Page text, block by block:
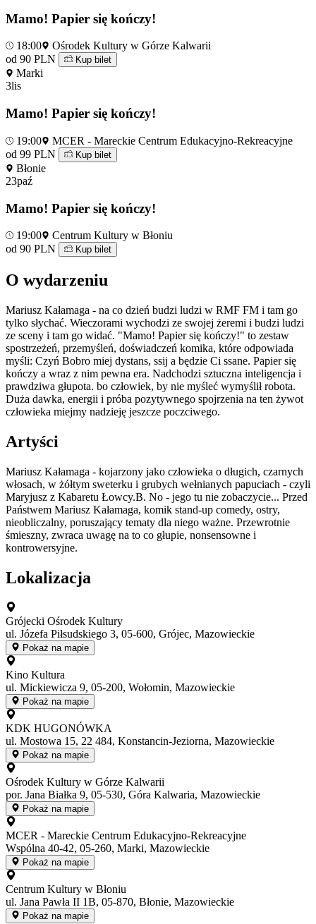
Mamo! Papier się kończy!
18:00
Ośrodek Kultury w Górze Kalwarii
od 90 PLN
Kup bilet
Marki
3lis
Mamo! Papier się kończy!
19:00
MCER - Mareckie Centrum Edukacyjno-Rekreacyjne
od 99 PLN
Kup bilet
Błonie
23paź
Mamo! Papier się kończy!
19:00
Centrum Kultury w Błoniu
od 90 PLN
Kup bilet
O wydarzeniu
Mariusz Kałamaga - na co dzień budzi ludzi w RMF FM i tam go
tylko słychać. Wieczorami wychodzi ze swojej żeremi i budzi ludzi
ze sceny i tam go widać. "Mamo! Papier się kończy!" to zestaw
spostrzeżeń, przemyśleń, doświadczeń komika, które odpowiada
myśli: Czyń Bobro miej dystans, ssij a będzie Ci ssane. Papier się
kończy a wraz z nim pewna era. Nadchodzi sztuczna inteligencja i
prawdziwa głupota. bo człowiek, by nie myśleć wymyślił robota.
Duża dawka, energii i próba pozytywnego spojrzenia na ten żywot
człowieka miejmy nadzieję jeszcze poczciwego.
Artyści
Mariusz Kałamaga - kojarzony jako człowieka o długich, czarnych
włosach, w żółtym sweterku i grubych wełnianych papuciach - czyli
Maryjusz z Kabaretu Łowcy.B. No - jego tu nie zobaczycie... Przed
Państwem Mariusz Kałamaga, komik stand-up comedy, ostry,
nieobliczalny, poruszający tematy dla niego ważne. Przewrotnie
śmieszny, zwraca uwagę na to co głupie, nonsensowne i
kontrowersyjne.
Lokalizacja
Grójecki Ośrodek Kultury
ul. Józefa Piłsudskiego 3, 05-600, Grójec, Mazowieckie
Pokaż na mapie
Kino Kultura
ul. Mickiewicza 9, 05-200, Wołomin, Mazowieckie
Pokaż na mapie
KDK HUGONÓWKA
ul. Mostowa 15, 22 484, Konstancin-Jeziorna, Mazowieckie
Pokaż na mapie
Ośrodek Kultury w Górze Kalwarii
por. Jana Białka 9, 05-530, Góra Kalwaria, Mazowieckie
Pokaż na mapie
MCER - Mareckie Centrum Edukacyjno-Rekreacyjne
Wspólna 40-42, 05-260, Marki, Mazowieckie
Pokaż na mapie
Centrum Kultury w Błoniu
ul. Jana Pawła II 1B, 05-870, Błonie, Mazowieckie
Pokaż na mapie